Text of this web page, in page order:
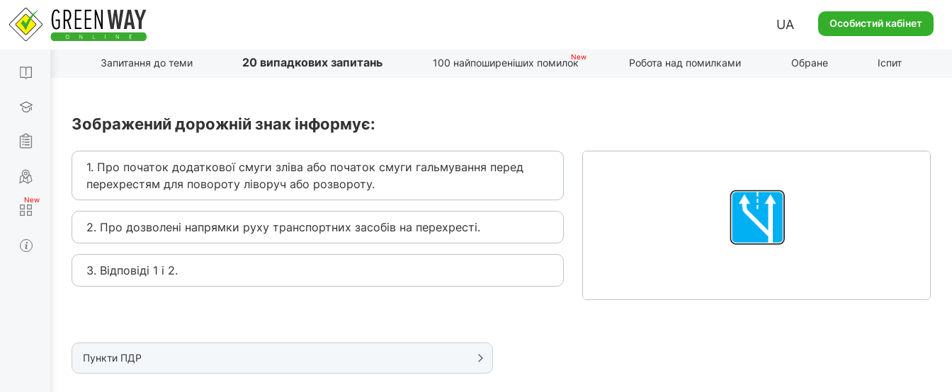
UA Особистий кабінет
Запитання до теми 20 випадкових запитань 100 найпоширеніших помилок Робота над помилками Обране Іспит
Зображений дорожній знак інформує:
1. Про початок додаткової смуги зліва або початок смуги гальмування перед
перехрестям для повороту ліворуч або розвороту.
2. Про дозволені напрямки руху транспортних засобів на перехресті.
3. Відповіді 1 і 2.
Пункти ПДР